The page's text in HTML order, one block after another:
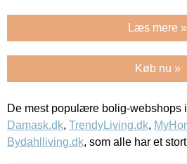
Læs mere »
Køb nu »
De mest populære bolig-webshops
Damask.dk, TrendyLiving.dk,
Bydahlliving.dk, som alle har et